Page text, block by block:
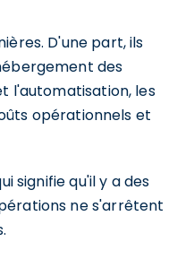
D'une part, ils
des
l'automatisation, les
opérationnels et
signifie qu'il y a des
ne s'arrêtent